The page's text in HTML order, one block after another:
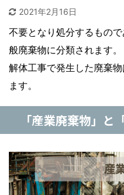
2021年2月16日
不要となり処分するもの
般廃棄物に分類されます。
解体工事で発生した廃棄
ます。
「産業廃棄物」と